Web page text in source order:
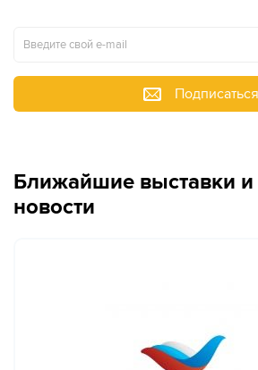
Подписаться
Ближайшие выставки и
новости